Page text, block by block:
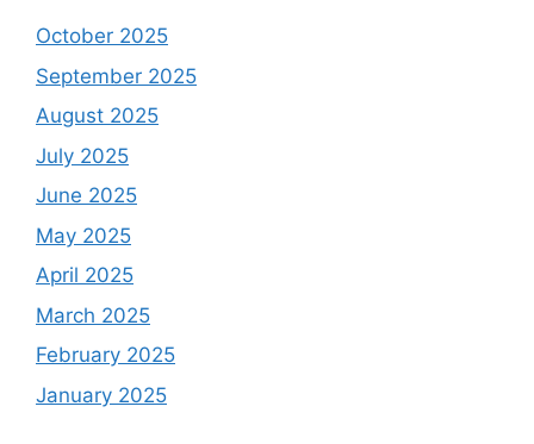
October 2025
September 2025
August 2025
July 2025
June 2025
May 2025
April 2025
March 2025
February 2025
January 2025